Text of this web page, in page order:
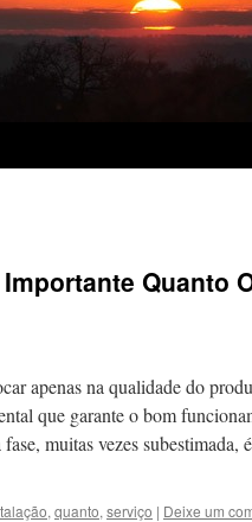
Quanto
apenas na qualidade do
que garante o bom
muitas vezes subestimada,
, quanto, serviço | Deixe um